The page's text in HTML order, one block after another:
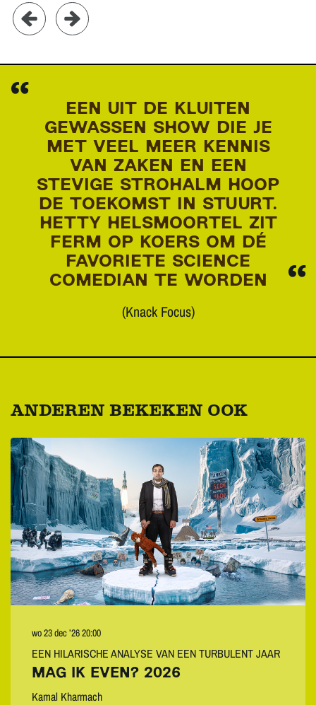
EEN UIT DE KLUITEN
GEWASSEN SHOW DIE JE
MET VEEL MEER KENNIS
VAN ZAKEN EN EEN
STEVIGE STROHALM HOOP
DE TOEKOMST IN STUURT.
HETTY HELSMOORTEL ZIT
FERM OP KOERS OM DÉ
FAVORIETE SCIENCE
COMEDIAN TE WORDEN
(Knack Focus)
ANDEREN BEKEKEN OOK
MAG IK EVEN? 2026
Kamal Kharmach
EEN HILARISCHE ANALYSE VAN EEN TURBULENT JAAR
wo 23 dec ’2620:00